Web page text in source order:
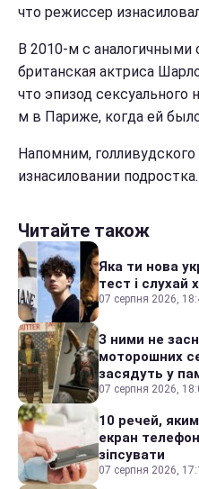
что режиссер
В 2010-м с
британская актриса
что эпизод сексуального
м в Париже, когда ей
Напомним,
изнасиловании подростка.
Читайте також
Яка ти нова
тест і слухай
07 серпня 2026,
З ними не
моторошних
засядуть у
07 серпня 2026,
10 речей,
екран
зіпсувати
07 серпня 2026,